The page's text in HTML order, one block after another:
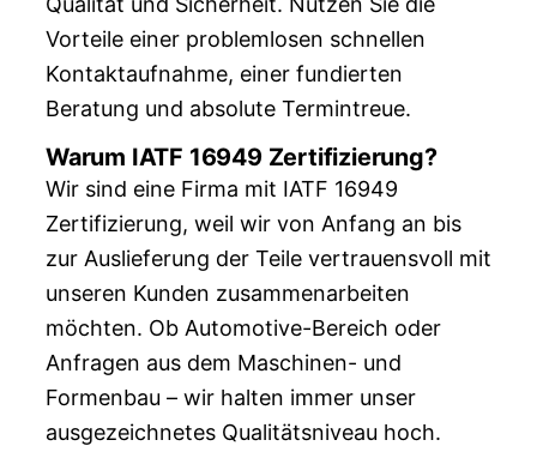
Vorteile einer problemlosen schnellen
Kontaktaufnahme, einer fundierten
Beratung und absolute Termintreue.
Warum IATF 16949 Zertifizierung?
Wir sind eine Firma mit IATF 16949
Zertifizierung, weil wir von Anfang an bis
zur Auslieferung der Teile vertrauensvoll mit
unseren Kunden zusammenarbeiten
möchten. Ob Automotive-Bereich oder
Anfragen aus dem Maschinen- und
Formenbau – wir halten immer unser
ausgezeichnetes Qualitätsniveau hoch.